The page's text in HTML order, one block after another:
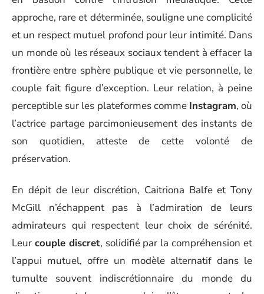
approche, rare et déterminée, souligne une complicité
et un respect mutuel profond pour leur intimité. Dans
un monde où les réseaux sociaux tendent à effacer la
frontière entre sphère publique et vie personnelle, le
couple fait figure d’exception. Leur relation, à peine
perceptible sur les plateformes comme Instagram, où
l’actrice partage parcimonieusement des instants de
son quotidien, atteste de cette volonté de
préservation.
En dépit de leur discrétion, Caitriona Balfe et Tony
McGill n’échappent pas à l’admiration de leurs
admirateurs qui respectent leur choix de sérénité.
Leur couple discret, solidifié par la compréhension et
l’appui mutuel, offre un modèle alternatif dans le
tumulte souvent indiscrétionnaire du monde du